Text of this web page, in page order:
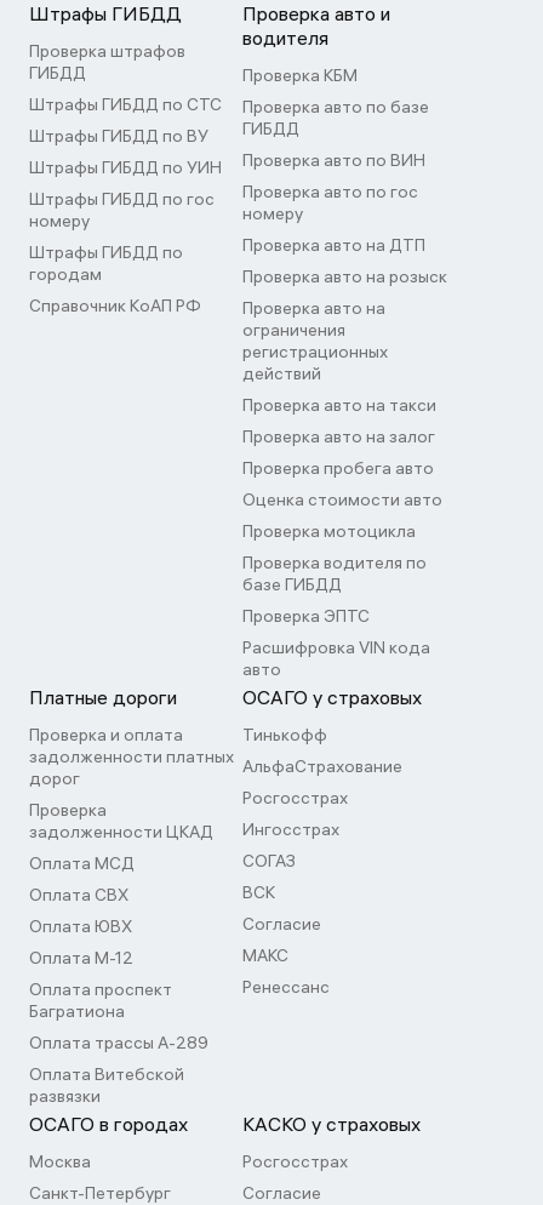
Штрафы ГИБДД
Проверка штрафов
ГИБДД
Штрафы ГИБДД по СТС
Штрафы ГИБДД по ВУ
Штрафы ГИБДД по УИН
Штрафы ГИБДД по гос
номеру
Штрафы ГИБДД по
городам
Справочник КоАП РФ
Проверка авто и
водителя
Проверка КБМ
Проверка авто по базе
ГИБДД
Проверка авто по ВИН
Проверка авто по гос
номеру
Проверка авто на ДТП
Проверка авто на розыск
Проверка авто на
ограничения
регистрационных
действий
Проверка авто на такси
Проверка авто на залог
Проверка пробега авто
Оценка стоимости авто
Проверка мотоцикла
Проверка водителя по
базе ГИБДД
Проверка ЭПТС
Расшифровка VIN кода
авто
Платные дороги
Проверка и оплата
задолженности платных
дорог
Проверка
задолженности ЦКАД
Оплата МСД
Оплата СВХ
Оплата ЮВХ
Оплата М-12
Оплата проспект
Багратиона
Оплата трассы А-289
Оплата Витебской
развязки
ОСАГО у страховых
Тинькофф
АльфаСтрахование
Росгосстрах
Ингосстрах
СОГАЗ
ВСК
Согласие
МАКС
Ренессанс
ОСАГО в городах
Москва
Санкт-Петербург
КАСКО у страховых
Росгосстрах
Согласие